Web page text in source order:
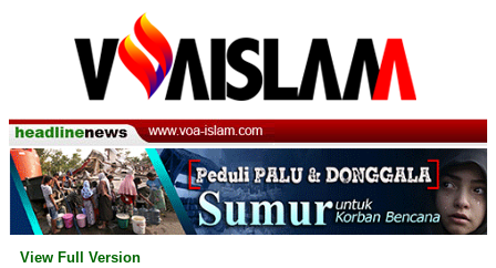
View Full Version